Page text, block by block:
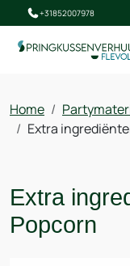
+31852007978
Home
Extra
Extra
Popcorn